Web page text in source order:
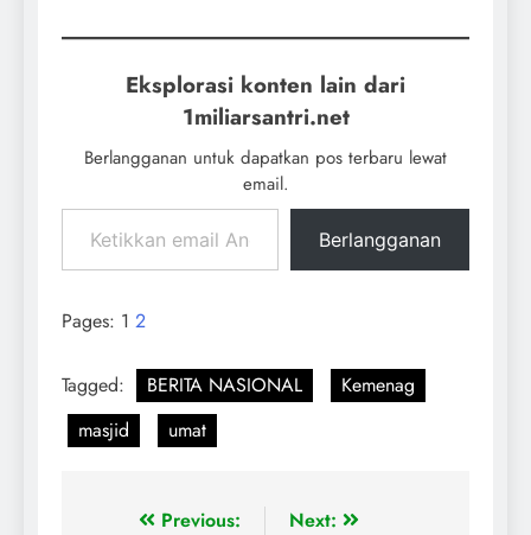
Eksplorasi konten lain dari
1miliarsantri.net
Berlangganan untuk dapatkan pos terbaru lewat
email.
Berlangganan
Pages: 1 2
Tagged: BERITA NASIONAL
Kemenag
masjid
umat
Previous:
Next: